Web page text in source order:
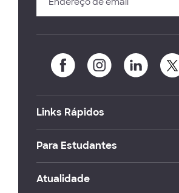
Links Rápidos
Para Estudantes
Atualidade